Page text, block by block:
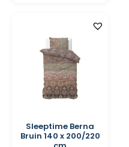
Sleeptime Berna
Bruin 140 x 200/220